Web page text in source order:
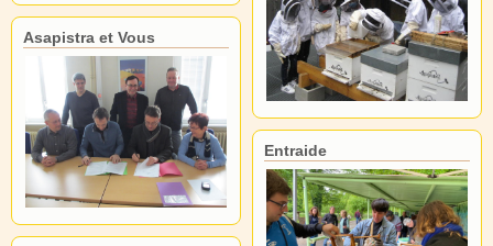
Asapistra et Vous
Entraide